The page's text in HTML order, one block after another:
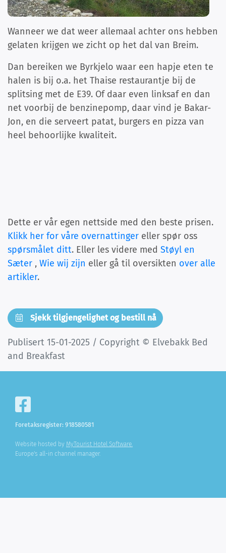
Wanneer we dat weer allemaal achter ons hebben
gelaten krijgen we zicht op het dal van Breim.
Dan bereiken we Byrkjelo waar een hapje eten te
halen is bij o.a. het Thaise restaurantje bij de
splitsing met de E39. Of daar even linksaf en dan
net voorbij de benzinepomp, daar vind je Bakar-
Jon, en die serveert patat, burgers en pizza van
heel behoorlijke kwaliteit.
Dette er vår egen nettside med den beste prisen.
Klikk her for våre overnattinger eller spør oss
spørsmålet ditt. Eller les videre med Støyl en
Sæter , Wie wij zijn eller gå til oversikten over alle
artikler.
Sjekk tilgjengelighet og bestill nå
Publisert 15-01-2025 / Copyright © Elvebakk Bed
and Breakfast
Foretaksregister: 918580581
Website hosted by MyTourist Hotel Software.
Europe's all-in channel manager.